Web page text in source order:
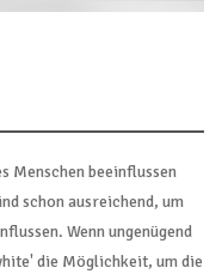
Menschen beeinflussen
schon ausreichend, um
Wenn ungenügend
die Möglichkeit, um die